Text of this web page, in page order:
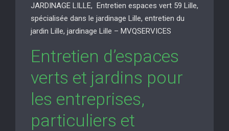
JARDINAGE LILLE, Entretien espaces vert 59 Lille,
spécialisée dans le jardinage Lille, entretien du
jardin Lille, jardinage Lille – MVQSERVICES
Entretien d’espaces
verts et jardins pour
les entreprises,
particuliers et